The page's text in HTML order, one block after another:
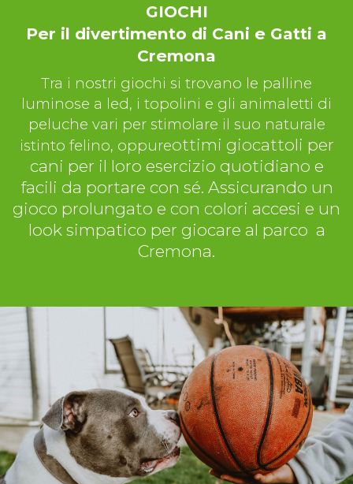
GIOCHI
Per il divertimento di Cani e Gatti a
Cremona
Tra i nostri giochi si trovano le palline
luminose a led, i topolini e gli animaletti di
peluche vari per stimolare il suo naturale
istinto felino, oppureottimi giocattoli per
cani per il loro esercizio quotidiano e
facili da portare con sé. Assicurando un
gioco prolungato e con colori accesi e un
look simpatico per giocare al parco a
Cremona.